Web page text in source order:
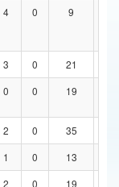
4 0 9
3 0 21
0 0 19
2 0 35
1 0 13
2 0 19